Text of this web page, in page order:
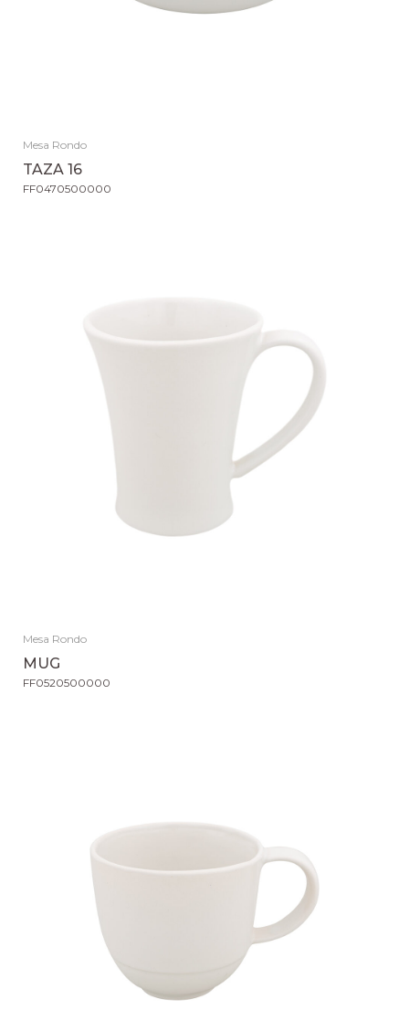
Mesa Rondo
TAZA 16
FF0470500000
Mesa Rondo
MUG
FF0520500000